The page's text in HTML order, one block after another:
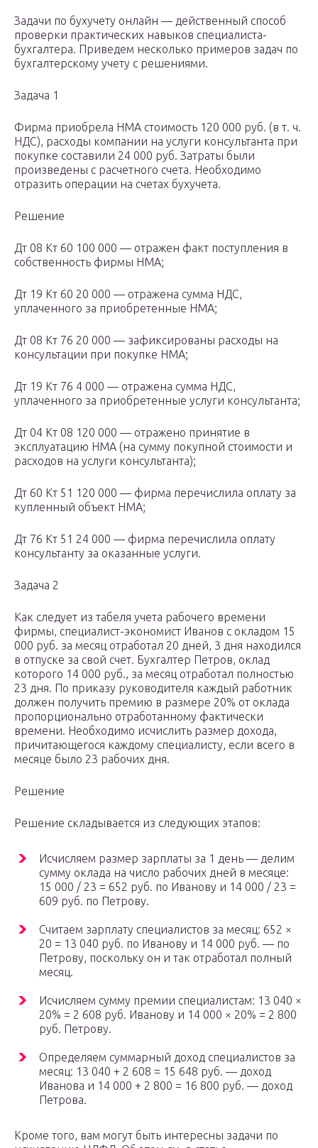
Задачи по бухучету онлайн — действенный способ
проверки практических навыков специалиста-
бухгалтера. Приведем несколько примеров задач по
бухгалтерскому учету с решениями.
Задача 1
Фирма приобрела НМА стоимость 120 000 руб. (в т. ч.
НДС), расходы компании на услуги консультанта при
покупке составили 24 000 руб. Затраты были
произведены с расчетного счета. Необходимо
отразить операции на счетах бухучета.
Решение
Дт 08 Кт 60 100 000 — отражен факт поступления в
собственность фирмы НМА;
Дт 19 Кт 60 20 000 — отражена сумма НДС,
уплаченного за приобретенные НМА;
Дт 08 Кт 76 20 000 — зафиксированы расходы на
консультации при покупке НМА;
Дт 19 Кт 76 4 000 — отражена сумма НДС,
уплаченного за приобретенные услуги консультанта;
Дт 04 Кт 08 120 000 — отражено принятие в
эксплуатацию НМА (на сумму покупной стоимости и
расходов на услуги консультанта);
Дт 60 Кт 51 120 000 — фирма перечислила оплату за
купленный объект НМА;
Дт 76 Кт 51 24 000 — фирма перечислила оплату
консультанту за оказанные услуги.
Задача 2
Как следует из табеля учета рабочего времени
фирмы, специалист-экономист Иванов с окладом 15
000 руб. за месяц отработал 20 дней, 3 дня находился
в отпуске за свой счет. Бухгалтер Петров, оклад
которого 14 000 руб., за месяц отработал полностью
23 дня. По приказу руководителя каждый работник
должен получить премию в размере 20% от оклада
пропорционально отработанному фактически
времени. Необходимо исчислить размер дохода,
причитающегося каждому специалисту, если всего в
месяце было 23 рабочих дня.
Решение
Решение складывается из следующих этапов:
Исчисляем размер зарплаты за 1 день — делим
сумму оклада на число рабочих дней в месяце:
15 000 / 23 = 652 руб. по Иванову и 14 000 / 23 =
609 руб. по Петрову.
Считаем зарплату специалистов за месяц: 652 ×
20 = 13 040 руб. по Иванову и 14 000 руб. — по
Петрову, поскольку он и так отработал полный
месяц.
Исчисляем сумму премии специалистам: 13 040 ×
20% = 2 608 руб. Иванову и 14 000 × 20% = 2 800
руб. Петрову.
Определяем суммарный доход специалистов за
месяц: 13 040 + 2 608 = 15 648 руб. — доход
Иванова и 14 000 + 2 800 = 16 800 руб. — доход
Петрова.
Кроме того, вам могут быть интересны задачи по